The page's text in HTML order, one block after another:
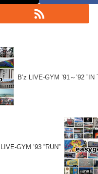
B’z LIVE-GYM ’91～’92 ”IN
LIVE-GYM ’93 ”RUN”